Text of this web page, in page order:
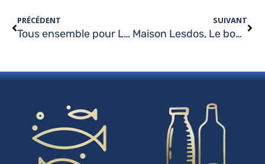
PRÉCÉDENT
Tous ensemble pour Le Spirit Festival !
SUIVANT
Maison Lesdos, Le bon goût de la tradition !